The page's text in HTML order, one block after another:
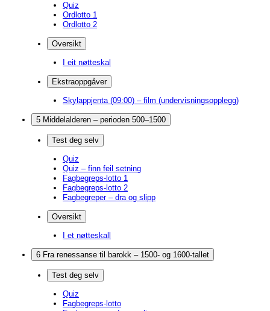
Quiz
Ordlotto 1
Ordlotto 2
Oversikt
I eit nøtteskal
Ekstraoppgåver
Skylappjenta (09:00) – film (undervisningsopplegg)
5 Middelalderen – perioden 500–1500
Test deg selv
Quiz
Quiz – finn feil setning
Fagbegreps-lotto 1
Fagbegreps-lotto 2
Fagbegreper – dra og slipp
Oversikt
I et nøtteskall
6 Fra renessanse til barokk – 1500- og 1600-tallet
Test deg selv
Quiz
Fagbegreps-lotto